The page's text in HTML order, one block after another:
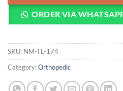
ORDER VIA
SKU: NM-TL-174
Category:Orthopedic